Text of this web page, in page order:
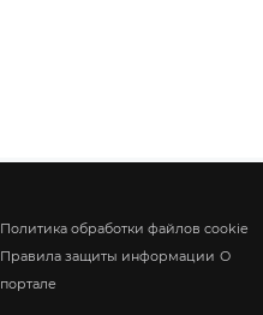
Политика обработки файлов cookie
Правила защиты информации О
портале